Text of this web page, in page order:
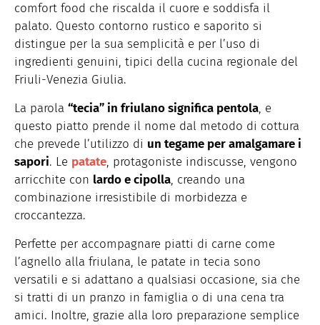
comfort food che riscalda il cuore e soddisfa il
palato. Questo contorno rustico e saporito si
distingue per la sua semplicità e per l’uso di
ingredienti genuini, tipici della cucina regionale del
Friuli-Venezia Giulia.
La parola “tecia” in friulano significa pentola, e
questo piatto prende il nome dal metodo di cottura
che prevede l’utilizzo di un tegame per amalgamare i
sapori. Le patate, protagoniste indiscusse, vengono
arricchite con lardo e cipolla, creando una
combinazione irresistibile di morbidezza e
croccantezza.
Perfette per accompagnare piatti di carne come
l’agnello alla friulana, le patate in tecia sono
versatili e si adattano a qualsiasi occasione, sia che
si tratti di un pranzo in famiglia o di una cena tra
amici. Inoltre, grazie alla loro preparazione semplice